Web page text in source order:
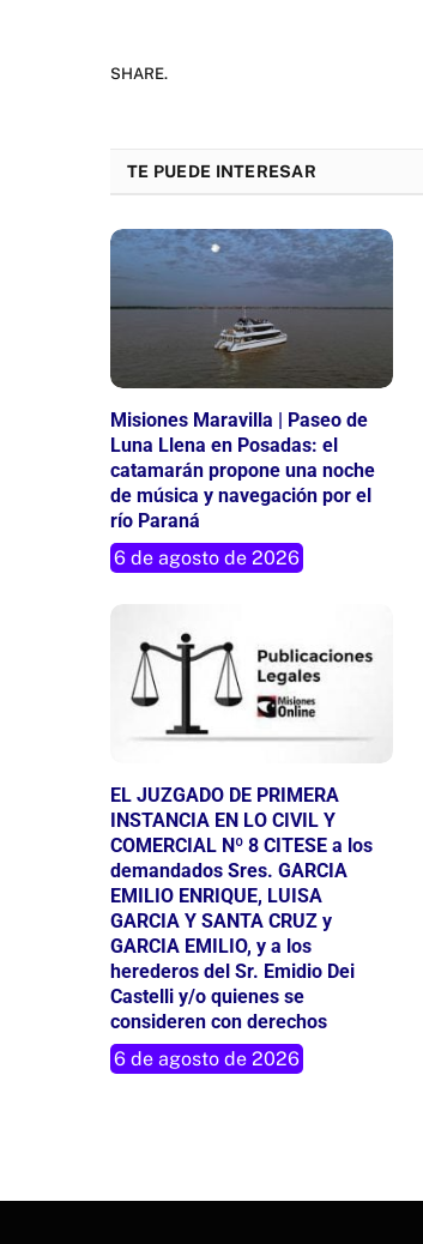
SHARE.
TE PUEDE INTERESAR
Misiones Maravilla | Paseo de
Luna Llena en Posadas: el
catamarán propone una noche
de música y navegación por el
río Paraná
6 de agosto de 2026
EL JUZGADO DE PRIMERA
INSTANCIA EN LO CIVIL Y
COMERCIAL Nº 8 CITESE a los
demandados Sres. GARCIA
EMILIO ENRIQUE, LUISA
GARCIA Y SANTA CRUZ y
GARCIA EMILIO, y a los
herederos del Sr. Emidio Dei
Castelli y/o quienes se
consideren con derechos
6 de agosto de 2026